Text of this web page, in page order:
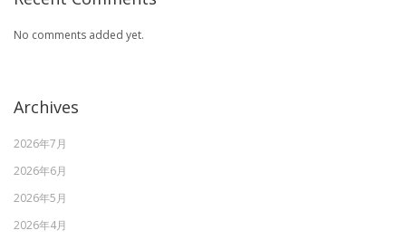
No comments added yet.
Archives
2026年7月
2026年6月
2026年5月
2026年4月